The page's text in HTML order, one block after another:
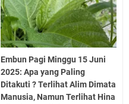
Embun Pagi Minggu 15 Juni
2025: Apa yang Paling
Ditakuti ? Terlihat Alim Dimata
Manusia, Namun Terlihat Hina